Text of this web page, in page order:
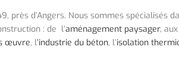
près d’Angers. Nous sommes spécialisés
: de l’aménagement paysager, aux
œuvre, l’industrie du béton, l’isolation